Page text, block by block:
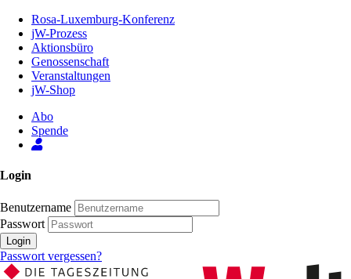
Inhalt
Seite
Rosa-Luxemburg-Konferenz
jW-Prozess
Aktionsbüro
Genossenschaft
Veranstaltungen
jW-Shop
Abo
Spende
Login
Benutzername
Passwort
Login
Passwort vergessen?